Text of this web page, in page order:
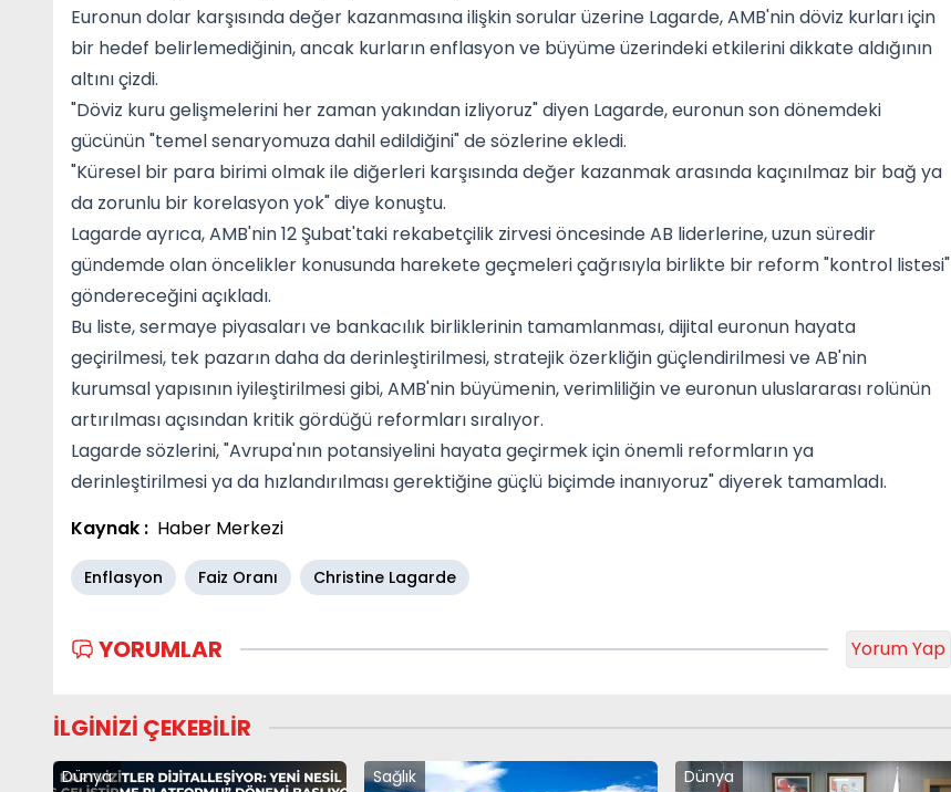
Euronun dolar karşısında değer kazanmasına ilişkin sorular üzerine Lagarde, AMB'nin döviz kurları için
bir hedef belirlemediğinin, ancak kurların enflasyon ve büyüme üzerindeki etkilerini dikkate aldığının
altını çizdi.
"Döviz kuru gelişmelerini her zaman yakından izliyoruz" diyen Lagarde, euronun son dönemdeki
gücünün "temel senaryomuza dahil edildiğini" de sözlerine ekledi.
"Küresel bir para birimi olmak ile diğerleri karşısında değer kazanmak arasında kaçınılmaz bir bağ ya
da zorunlu bir korelasyon yok" diye konuştu.
Lagarde ayrıca, AMB'nin 12 Şubat'taki rekabetçilik zirvesi öncesinde AB liderlerine, uzun süredir
gündemde olan öncelikler konusunda harekete geçmeleri çağrısıyla birlikte bir reform "kontrol listesi"
göndereceğini açıkladı.
Bu liste, sermaye piyasaları ve bankacılık birliklerinin tamamlanması, dijital euronun hayata
geçirilmesi, tek pazarın daha da derinleştirilmesi, stratejik özerkliğin güçlendirilmesi ve AB'nin
kurumsal yapısının iyileştirilmesi gibi, AMB'nin büyümenin, verimliliğin ve euronun uluslararası rolünün
artırılması açısından kritik gördüğü reformları sıralıyor.
Lagarde sözlerini, "Avrupa'nın potansiyelini hayata geçirmek için önemli reformların ya
derinleştirilmesi ya da hızlandırılması gerektiğine güçlü biçimde inanıyoruz" diyerek tamamladı.
Kaynak : Haber Merkezi
Enflasyon Faiz Oranı Christine Lagarde
YORUMLAR Yorum Yap
İLGİNİZİ ÇEKEBİLİR
Dünya Sağlık Dünya